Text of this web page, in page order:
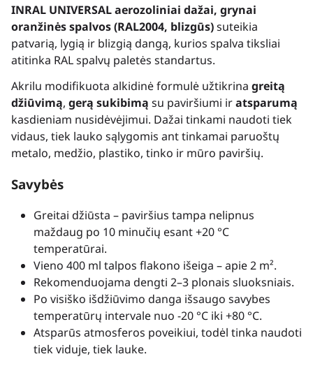
INRAL UNIVERSAL aerozoliniai dažai, grynai
oranžinės spalvos (RAL2004, blizgūs)suteikia
patvarią, lygią ir blizgią dangą, kurios spalva tiksliai
atitinka RAL spalvų paletės standartus.
Akrilu modifikuota alkidinė formulė užtikrina greitą
džiūvimą, gerą sukibimą su paviršiumi iratsparumą
kasdieniam nusidėvėjimui. Dažai tinkami naudoti tiek
vidaus, tiek lauko sąlygomis ant tinkamai paruoštų
metalo, medžio, plastiko, tinko ir mūro paviršių.
Savybės
Greitai džiūsta – paviršius tampa nelipnus
maždaug po 10 minučių esant +20 °C
temperatūrai.
Vieno 400 ml talpos flakono išeiga – apie 2 m².
Rekomenduojama dengti 2–3 plonais sluoksniais.
Po visiško išdžiūvimo danga išsaugo savybes
temperatūrų intervale nuo -20 °C iki +80 °C.
Atsparūs atmosferos poveikiui, todėl tinka naudoti
tiek viduje, tiek lauke.